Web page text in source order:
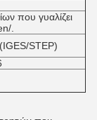
που γυαλίζει
.
STEP)